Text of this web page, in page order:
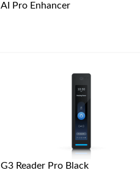
AI Pro Enhancer
G3 Reader Pro Black